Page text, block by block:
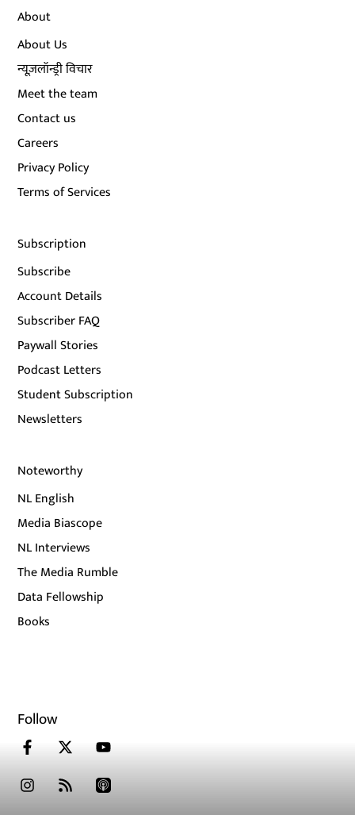
About
About Us
न्यूज़लॉन्ड्री विचार
Meet the team
Contact us
Careers
Privacy Policy
Terms of Services
Subscription
Subscribe
Account Details
Subscriber FAQ
Paywall Stories
Podcast Letters
Student Subscription
Newsletters
Noteworthy
NL English
Media Biascope
NL Interviews
The Media Rumble
Data Fellowship
Books
Follow